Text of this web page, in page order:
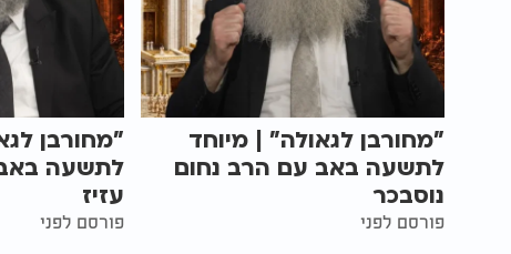
"מחורבן לגאולה" | מיוחד
לתשעה באב עם הרב נחום
נוסבכר
פורסם לפני
"מחורבן
לתשעה באב
עזיז
פורסם לפני